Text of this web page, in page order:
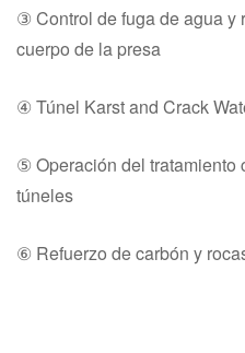
③ Control de fuga de agua y
cuerpo de la presa
④ Túnel Karst and Crack
⑤ Operación del tratamiento
túneles
⑥ Refuerzo de carbón y